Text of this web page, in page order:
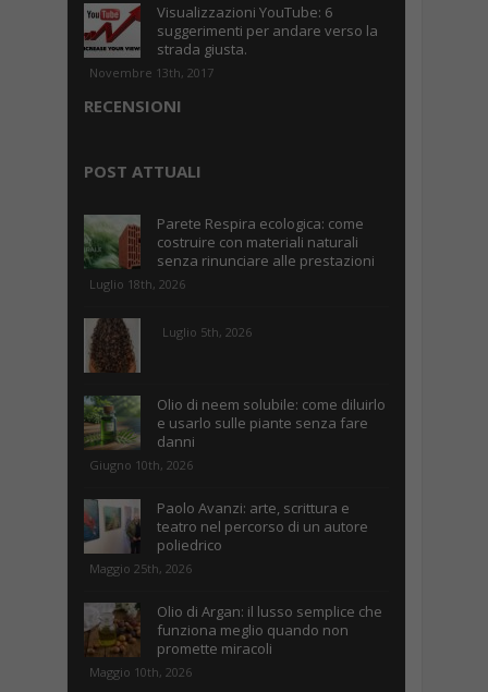
Visualizzazioni YouTube: 6
suggerimenti per andare verso la
strada giusta.
Novembre 13th, 2017
RECENSIONI
POST ATTUALI
Parete Respira ecologica: come
costruire con materiali naturali
senza rinunciare alle prestazioni
Luglio 18th, 2026
Luglio 5th, 2026
Olio di neem solubile: come diluirlo
e usarlo sulle piante senza fare
danni
Giugno 10th, 2026
Paolo Avanzi: arte, scrittura e
teatro nel percorso di un autore
poliedrico
Maggio 25th, 2026
Olio di Argan: il lusso semplice che
funziona meglio quando non
promette miracoli
Maggio 10th, 2026